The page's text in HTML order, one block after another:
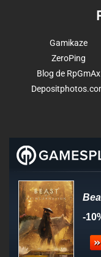
Gamikaze
ZeroPing
Blog de RpGmAx